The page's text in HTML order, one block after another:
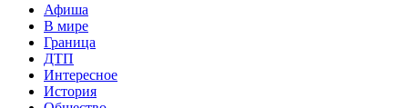
Афиша
В мире
Граница
ДТП
Интересное
История